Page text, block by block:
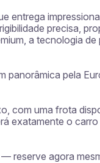
entrega
precisa,
a tecnologia
panorâmica pela
com uma frota
exatamente o
reserve agora